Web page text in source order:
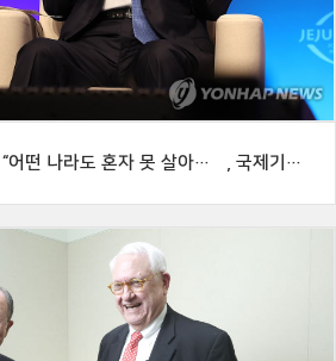
[2026-06-25] 반기문 “어떤 나라도 혼자 못 살아…美, 국제기구 복귀해야”